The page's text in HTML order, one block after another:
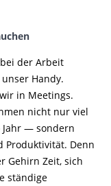
der Arbeit
Handy.
in Meetings.
nicht nur viel
— sondern
Produktivität. Denn
Gehirn Zeit, sich
ständige